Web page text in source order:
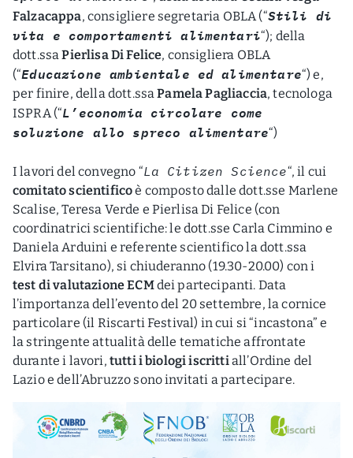
Falzacappa, consigliere segretaria OBLA (“Stili di
vita e comportamenti alimentari“); della
dott.ssaPierlisa Di Felice, consigliera OBLA
(“Educazione ambientale ed alimentare“) e,
per finire, della dott.ssaPamela Pagliaccia, tecnologa
ISPRA (“L’economia circolare come
soluzione allo spreco alimentare“)
I lavori del convegno “La Citizen Science“, il cui
comitato scientificoè composto dalle dott.sse Marlene
Scalise, Teresa Verde e Pierlisa Di Felice (con
coordinatrici scientifiche: le dott.sse Carla Cimmino e
Daniela Arduini e referente scientifico la dott.ssa
Elvira Tarsitano), si chiuderanno (19.30-20.00) con i
test di valutazione ECMdei partecipanti. Data
l’importanza dell’evento del 20 settembre, la cornice
particolare (il Riscarti Festival) in cui si “incastona” e
la stringente attualità delle tematiche affrontate
durante i lavori, tutti i biologi iscrittiall’Ordine del
Lazio e dell’Abruzzo sono invitati a partecipare.